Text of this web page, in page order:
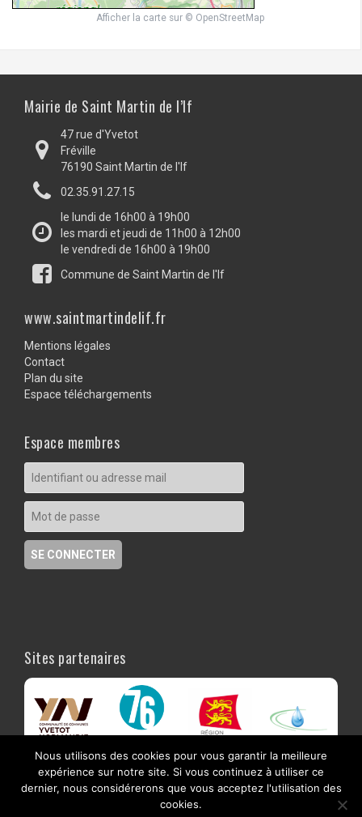
Afficher la carte sur © OpenStreetMap
Mairie de Saint Martin de l’If
47 rue d'Yvetot
Fréville
76190 Saint Martin de l'If
02.35.91.27.15
le lundi de 16h00 à 19h00
les mardi et jeudi de 11h00 à 12h00
le vendredi de 16h00 à 19h00
Commune de Saint Martin de l'If
www.saintmartindelif.fr
Mentions légales
Contact
Plan du site
Espace téléchargements
Espace membres
Sites partenaires
Nous utilisons des cookies pour vous garantir la meilleure
expérience sur notre site. Si vous continuez à utiliser ce
dernier, nous considérerons que vous acceptez l'utilisation des
cookies.